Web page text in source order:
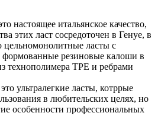
настоящее итальянское качество,
этих ласт сосредоточен в Генуе, в
ласты с
резиновые калоши в
технополимера ТРЕ и ребрами
ультралегкие ласты, котррые
в любительских целях, но
особенности профессиональных